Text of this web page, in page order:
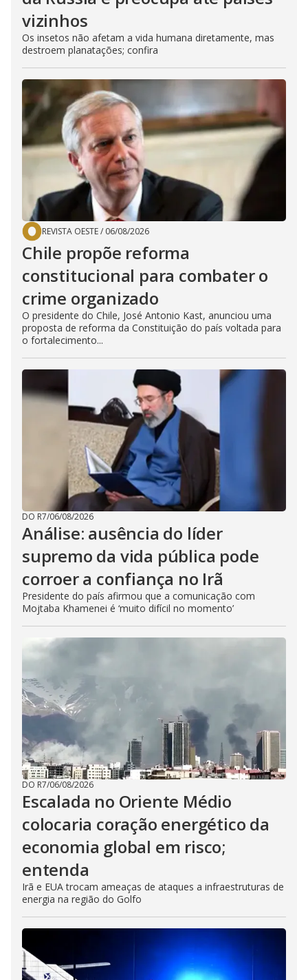
vizinhos
Os insetos não afetam a vida humana diretamente, mas
destroem planatações; confira
REVISTA OESTE/ 06/08/2026
Chile propõe reforma
constitucional para combater o
crime organizado
O presidente do Chile, José Antonio Kast, anunciou uma
proposta de reforma da Constituição do país voltada para
o fortalecimento...
DO R7/06/08/2026
Análise: ausência do líder
supremo da vida pública pode
corroer a confiança no Irã
Presidente do país afirmou que a comunicação com
Mojtaba Khamenei é ‘muito difícil no momento’
DO R7/06/08/2026
Escalada no Oriente Médio
colocaria coração energético da
economia global em risco;
entenda
Irã e EUA trocam ameaças de ataques a infraestruturas de
energia na região do Golfo